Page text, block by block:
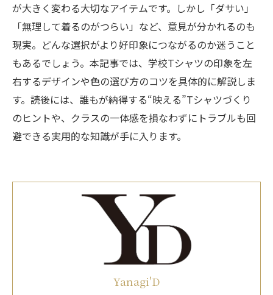
が大きく変わる大切なアイテムです。しかし「ダサい」
「無理して着るのがつらい」など、意見が分かれるのも
現実。どんな選択がより好印象につながるのか迷うこと
もあるでしょう。本記事では、学校Tシャツの印象を左
右するデザインや色の選び方のコツを具体的に解説しま
す。読後には、誰もが納得する“映える”Tシャツづくり
のヒントや、クラスの一体感を損なわずにトラブルも回
避できる実用的な知識が手に入ります。
Yanagi'D